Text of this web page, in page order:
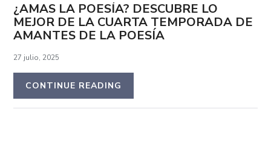
¿AMAS LA POESÍA? DESCUBRE LO
MEJOR DE LA CUARTA TEMPORADA DE
AMANTES DE LA POESÍA
27 julio, 2025
CONTINUE READING